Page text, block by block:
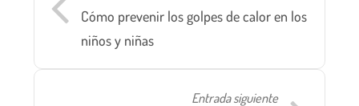
Cómo prevenir los golpes de calor en los
niños y niñas
Entrada siguiente